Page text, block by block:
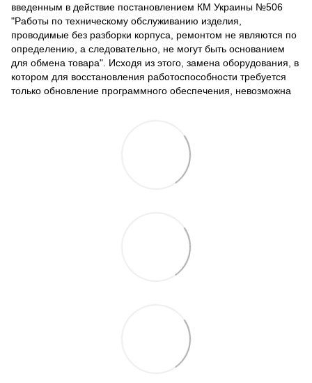
введенным в действие постановлением КМ Украины №506
"Работы по техническому обслуживанию изделия,
проводимые без разборки корпуса, ремонтом не являются по
определению, а следовательно, не могут быть основанием
для обмена товара". Исходя из этого, замена оборудования, в
котором для восстановления работоспособности требуется
только обновление программного обеспечения, невозможна